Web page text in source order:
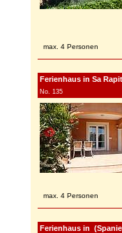
max. 4 Personen
Ferienhaus in Sa
No. 135
max. 4 Personen
Ferienhaus in